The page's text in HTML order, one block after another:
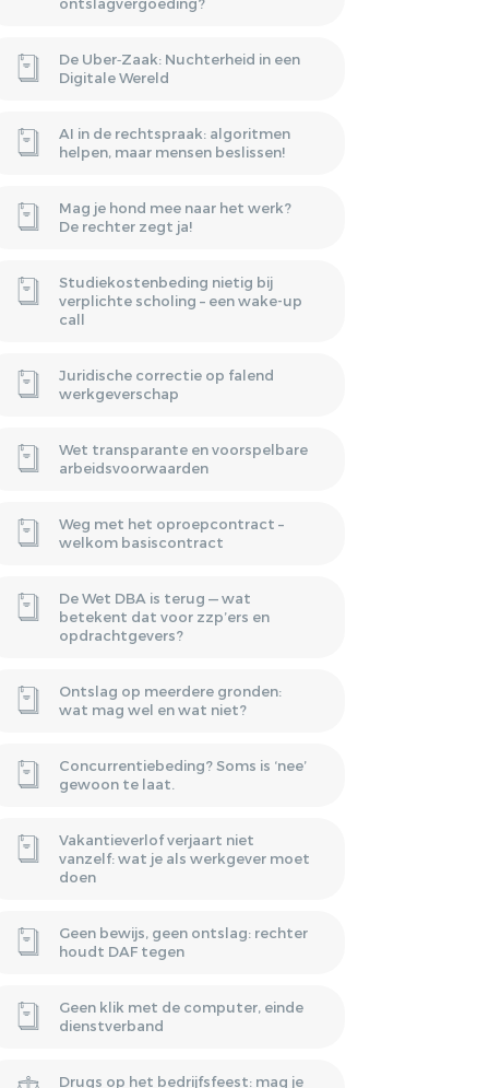
De Uber‑Zaak: Nuchterheid in een
Digitale Wereld
AI in de rechtspraak: algoritmen
helpen, maar mensen beslissen!
Mag je hond mee naar het werk?
De rechter zegt ja!
Studiekostenbeding nietig bij
verplichte scholing – een wake-up
call
Juridische correctie op falend
werkgeverschap
Wet transparante en voorspelbare
arbeidsvoorwaarden
Weg met het oproepcontract –
welkom basiscontract
De Wet DBA is terug — wat
betekent dat voor zzp’ers en
opdrachtgevers?
Ontslag op meerdere gronden:
wat mag wel en wat niet?
Concurrentiebeding? Soms is ‘nee’
gewoon te laat.
Vakantieverlof verjaart niet
vanzelf: wat je als werkgever moet
doen
Geen bewijs, geen ontslag: rechter
houdt DAF tegen
Geen klik met de computer, einde
dienstverband
Drugs op het bedrijfsfeest: mag je